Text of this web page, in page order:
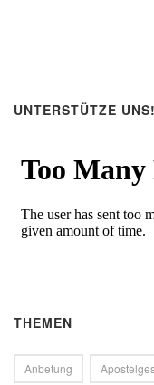
UNTERSTÜTZE UNS!
THEMEN
Anbetung